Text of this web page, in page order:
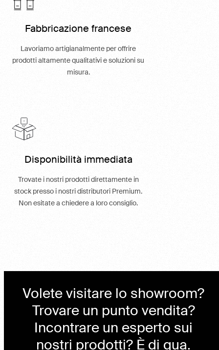
Fabbricazione francese
Lavoriamo artigianalmente per offrire
prodotti altamente qualitativi e soluzioni su
misura.
Disponibilità immediata
Trovate i nostri prodotti direttamente in
stock presso i nostri distributori Premium.
Non esitate a chiedere a loro consiglio.
Volete visitare lo showroom?
Trovare un punto vendita?
Incontrare un esperto sui
nostri prodotti? È di qua.